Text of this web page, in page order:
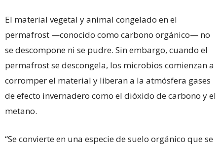
El material vegetal y animal congelado en el
permafrost —conocido como carbono orgánico— no
se descompone ni se pudre. Sin embargo, cuando el
permafrost se descongela, los microbios comienzan a
corromper el material y liberan a la atmósfera gases
de efecto invernadero como el dióxido de carbono y el
metano.
“Se convierte en una especie de suelo orgánico que se